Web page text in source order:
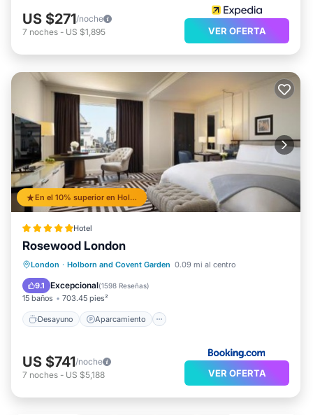
US $271/noche
7 noches - US $1,895 VER OFERTA
En el 10% superior en Holborn and Covent Garden
Hotel
Rosewood London
London · Holborn and Covent Garden 0.09 mi al centro
9.1 Excepcional(1598 Reseñas)
15 baños 703.45 pies²
Desayuno Aparcamiento
Desayuno Aparcamiento
Spa
Balcón/Terraza
US $741/noche
7 noches - US $5,188 VER OFERTA